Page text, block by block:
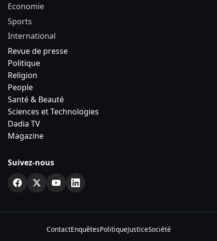
Economie
Sports
International
Revue de presse
Politique
Religion
People
Santé & Beauté
Sciences et Technologies
Dadia TV
Magazine
Suivez-nous
ContactEnquêtesPolitiqueJusticeSociété